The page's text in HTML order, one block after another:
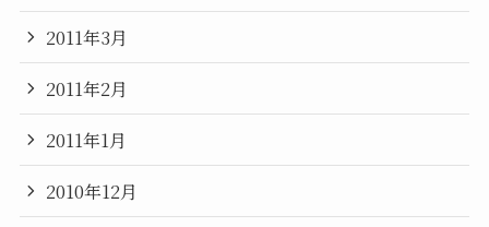
2011年3月
2011年2月
2011年1月
2010年12月